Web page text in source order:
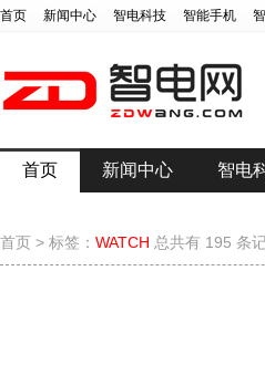
首页 新闻中心 智电科技 智能手机
首页 新闻中心 智电
首页 > 标签： WATCH 总共有 195 条